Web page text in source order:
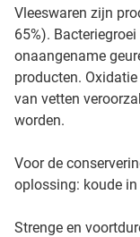
Vleeswaren zijn
65%).
onaangename
producten.
van vetten
worden.
Voor de
oplossing: koude
Strenge en